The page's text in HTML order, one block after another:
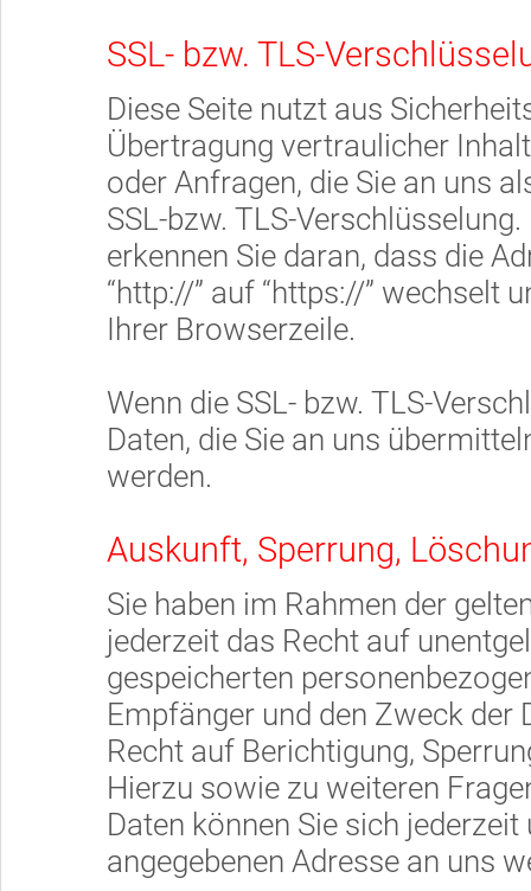
SSL- bzw. TLS-
Diese Seite nutzt aus
Übertragung vertraulicher
oder Anfragen, die Sie an uns
SSL-bzw. TLS-
erkennen Sie daran, dass die
“http://” auf “https://” wechselt
Ihrer Browserzeile.
Wenn die SSL- bzw. TLS-
Daten, die Sie an uns
werden.
Auskunft, Sperrung,
Sie haben im Rahmen der
jederzeit das Recht auf
gespeicherten
Empfänger und den Zweck der
Recht auf Berichtigung,
Hierzu sowie zu weiteren
Daten können Sie sich
angegebenen Adresse an uns